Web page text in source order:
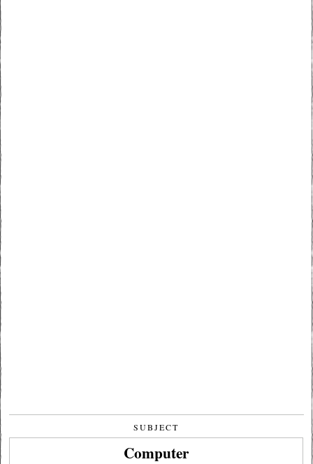
SUBJECT
Computer